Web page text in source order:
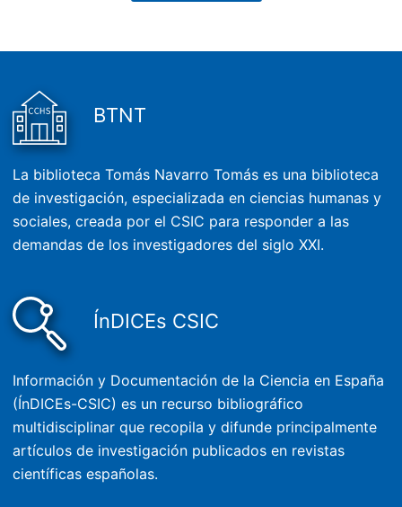
BTNT
La biblioteca Tomás Navarro Tomás es una biblioteca
de investigación, especializada en ciencias humanas y
sociales, creada por el CSIC para responder a las
demandas de los investigadores del siglo XXI.
ÍnDICEs CSIC
Información y Documentación de la Ciencia en España
(ÍnDICEs-CSIC) es un recurso bibliográfico
multidisciplinar que recopila y difunde principalmente
artículos de investigación publicados en revistas
científicas españolas.